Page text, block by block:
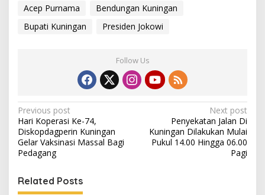
Acep Purnama
Bendungan Kuningan
Bupati Kuningan
Presiden Jokowi
Follow Us
Post
navigation
Previous post
Hari Koperasi Ke-74,
Diskopdagperin Kuningan
Gelar Vaksinasi Massal Bagi
Pedagang
Next post
Penyekatan Jalan Di
Kuningan Dilakukan Mulai
Pukul 14.00 Hingga 06.00
Pagi
Related Posts